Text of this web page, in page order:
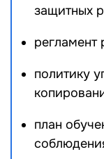
защитных
регламент
политику
план